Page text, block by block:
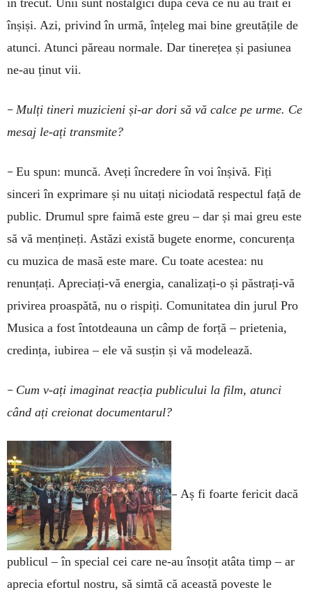
înșiși. Azi, privind în urmă, înțeleg mai bine greutățile de
atunci. Atunci păreau normale. Dar tinerețea și pasiunea
ne-au ținut vii.
– Mulți tineri muzicieni și-ar dori să vă calce pe urme. Ce
mesaj le-ați transmite?
– Eu spun: muncă. Aveți încredere în voi înșivă. Fiți
sinceri în exprimare și nu uitați niciodată respectul față de
public. Drumul spre faimă este greu – dar și mai greu este
să vă mențineți. Astăzi există bugete enorme, concurența
cu muzica de masă este mare. Cu toate acestea: nu
renunțați. Apreciați-vă energia, canalizați-o și păstrați-vă
privirea proaspătă, nu o rispiți. Comunitatea din jurul Pro
Musica a fost întotdeauna un câmp de forță – prietenia,
credința, iubirea – ele vă susțin și vă modelează.
– Cum v-ați imaginat reacția publicului la film, atunci
când ați creionat documentarul?
– Aș fi foarte fericit dacă
publicul – în special cei care ne-au însoțit atâta timp – ar
aprecia efortul nostru, să simtă că această poveste le